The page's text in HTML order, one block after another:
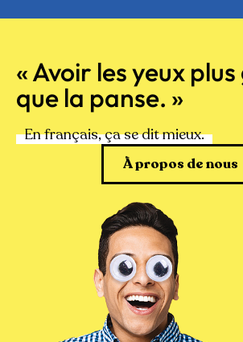
« Avoir les yeux
que la panse. »
En français, ça se dit mieux.
À propos de nous